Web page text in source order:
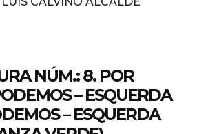
NÚM.: 8. POR
– ESQUERDA
– ESQUERDA